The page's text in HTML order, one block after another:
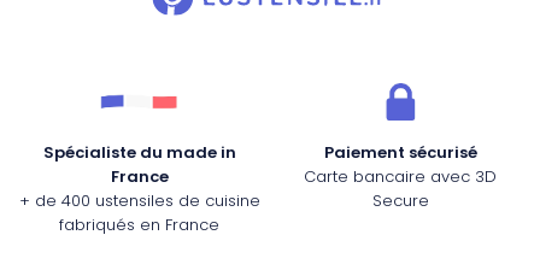
Spécialiste du made in
France
+ de 400 ustensiles de cuisine
fabriqués en France
Paiement sécurisé
Carte bancaire avec 3D
Secure